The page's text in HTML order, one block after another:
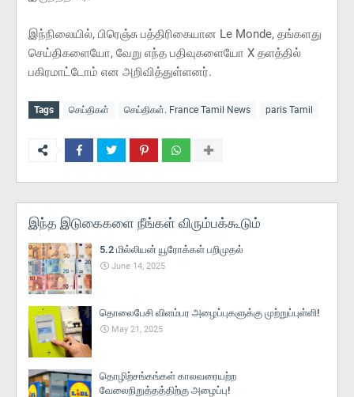
இந்நிலையில், பிரெஞ்சு பத்திரிகையான Le Monde, தங்களது
செய்திகளையோ, வேறு எந்த பதிவுகளையோ X தளத்தில்
பகிரமாட்டோம் என அறிவித்துள்ளனர்.
Tags செய்திகள் செய்திகள். France Tamil News paris Tamil
இந்த இடுகைகளை நீங்கள் விரும்பக்கூடும்
5.2 மில்லியன் யூரோக்கள் பறிமுதல்
June 14, 2025
தொலைபேசி விளம்பர அழைப்புகளுக்கு முற்றுப்புள்ளி!
May 21, 2025
தொழிற்சங்கங்கள் காலவரையற்ற
வேலைநிறுத்தத்திற்கு அழைப்பு!